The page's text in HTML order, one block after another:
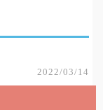
2022/03/14